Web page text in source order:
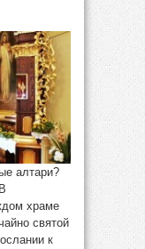
алтари?
храме
святой
к